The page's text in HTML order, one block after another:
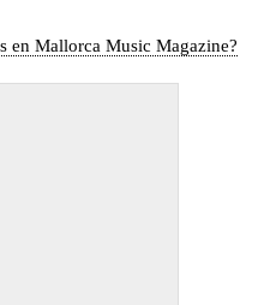
en Mallorca Music Magazine?